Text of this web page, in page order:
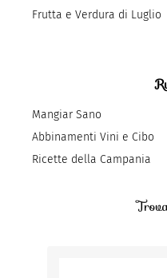
Frutta e Verdura di Luglio
Mangiar Sano
Abbinamenti Vini e Cibo
Ricette della Campania